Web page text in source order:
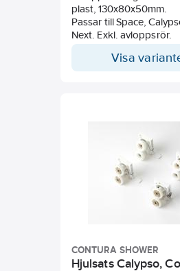
plast, 130x80x50mm.
Passar till Space,
Next. Exkl. avloppsrör.
Visa
CONTURA SHOWER
Hjulsats Calypso,